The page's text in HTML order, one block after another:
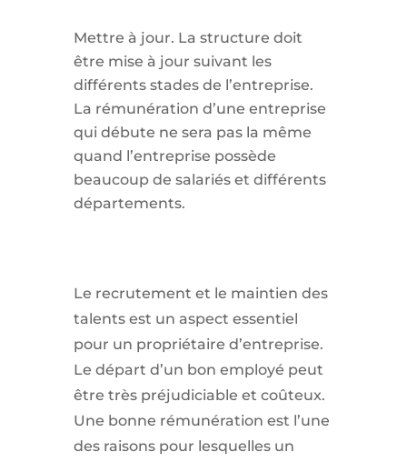
Mettre à jour. La structure doit
être mise à jour suivant les
différents stades de l’entreprise.
La rémunération d’une entreprise
qui débute ne sera pas la même
quand l’entreprise possède
beaucoup de salariés et différents
départements.
Le recrutement et le maintien des
talents est un aspect essentiel
pour un propriétaire d’entreprise.
Le départ d’un bon employé peut
être très préjudiciable et coûteux.
Une bonne rémunération est l’une
des raisons pour lesquelles un